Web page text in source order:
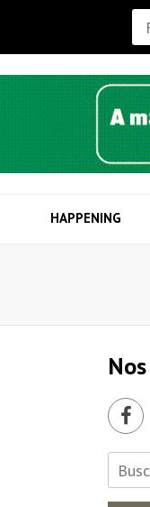
HAPPENING